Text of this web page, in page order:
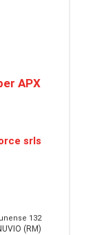
APX
srls
132
(RM)